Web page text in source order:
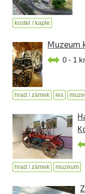
kostel / kaple
Muzeum
0 - 1
hrad / zámek les
hrad / zámek muzeum